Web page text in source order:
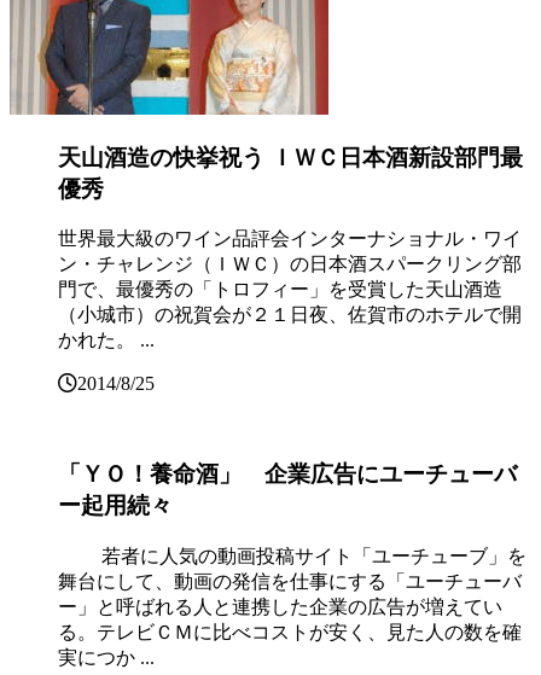
天山酒造の快挙祝う ＩＷＣ日本酒新設部門最
優秀
世界最大級のワイン品評会インターナショナル・ワイ
ン・チャレンジ（ＩＷＣ）の日本酒スパークリング部
門で、最優秀の「トロフィー」を受賞した天山酒造
（小城市）の祝賀会が２１日夜、佐賀市のホテルで開
かれた。 ...
2014/8/25
「ＹＯ！養命酒」 企業広告にユーチューバ
ー起用続々
若者に人気の動画投稿サイト「ユーチューブ」を
舞台にして、動画の発信を仕事にする「ユーチューバ
ー」と呼ばれる人と連携した企業の広告が増えてい
る。テレビＣＭに比べコストが安く、見た人の数を確
実につか ...